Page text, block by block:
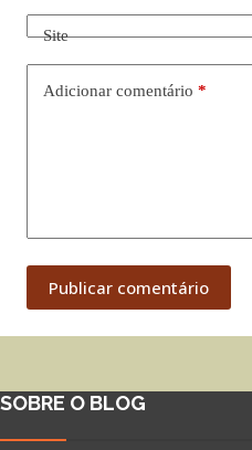
Site
Adicionar comentário *
Publicar comentário
SOBRE O BLOG